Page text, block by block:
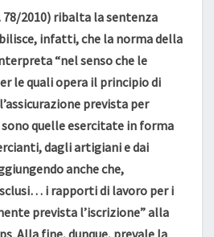
78/2010) ribalta la sentenza
infatti, che la norma della
“nel senso che le
le quali opera il principio di
prevista per
quelle esercitate in forma
dagli artigiani e dai
anche che,
i rapporti di lavoro per i
prevista l’iscrizione” alla
. Alla fine, dunque, prevale la